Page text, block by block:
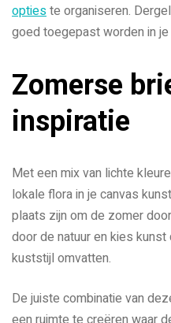
optieste organiseren.
goed toegepast worden in
Zomerse
inspiratie
Met een mix van lichte
lokale flora in je canvas
plaats zijn om de zomer
door de natuur en kies
kuststijl omvatten.
De juiste combinatie van